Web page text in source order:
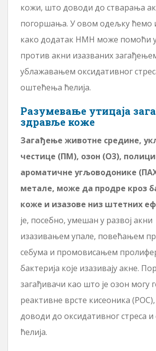
кожи, што доводи до стварања
погоршања. У овом одељку ћемо
како додатак НМН може помоћи
против акни изазваних
ублажавањем оксидативног
оштећења ћелија.
Разумевање утицаја
здравље коже
Загађење животне средине,
честице (ПМ), озон (О3),
ароматичне угљоводонике
метале, може да продре кроз
коже и изазове низ штетних
је, посебно, умешан у развој акни
изазивањем упале, повећањем
себума и промовисањем
бактерија које изазивају акне.
загађивачи као што је озон могу
реактивне врсте кисеоника
доводи до оксидативног стреса
ћелија.